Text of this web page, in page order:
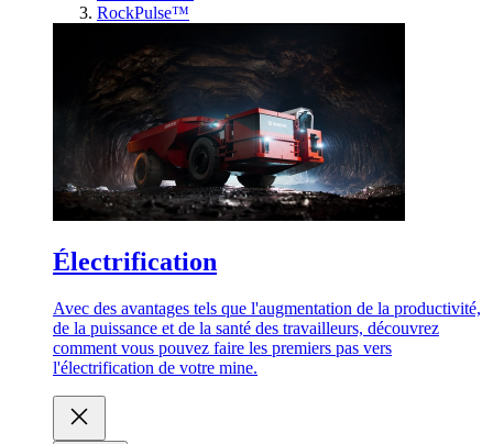
RockPulse™
Électrification
Avec des avantages tels que l'augmentation de la productivité,
de la puissance et de la santé des travailleurs, découvrez
comment vous pouvez faire les premiers pas vers
l'électrification de votre mine.